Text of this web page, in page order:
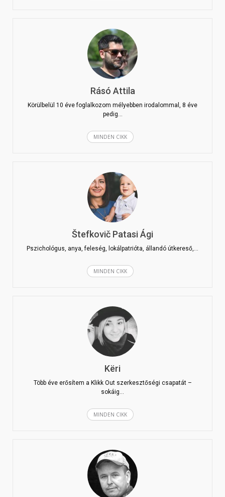
Rásó Attila
Körülbelül 10 éve foglalkozom mélyebben irodalommal, 8 éve
pedig…
MINDEN CIKK
Štefkovič Patasi Ági
Pszichológus, anya, feleség, lokálpatrióta, állandó útkereső,…
MINDEN CIKK
Këri
Több éve erősítem a Klikk Out szerkesztőségi csapatát –
sokáig…
MINDEN CIKK